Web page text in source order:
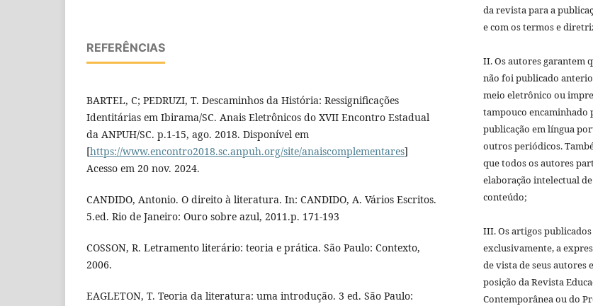
REFERÊNCIAS
BARTEL, C; PEDRUZI, T. Descaminhos da História: Ressignificações
Identitárias em Ibirama/SC. Anais Eletrônicos do XVII Encontro Estadual
da ANPUH/SC. p.1-15, ago. 2018. Disponível em
[https://www.encontro2018.sc.anpuh.org/site/anaiscomplementares]
Acesso em 20 nov. 2024.
CANDIDO, Antonio. O direito à literatura. In: CANDIDO, A. Vários Escritos.
5.ed. Rio de Janeiro: Ouro sobre azul, 2011.p. 171-193
COSSON, R. Letramento literário: teoria e prática. São Paulo: Contexto,
2006.
EAGLETON, T. Teoria da literatura: uma introdução. 3 ed. São Paulo:
da revista para a
e com os termos e
II. Os autores garantem
não foi publicado
meio eletrônico ou
tampouco encaminhado
publicação em lí­ngua
outros periódicos.
que todos os autores
elaboração intelectual
conteúdo;
III. Os artigos
exclusivamente, a
de vista de seus autores
posição da Revista
Contemporânea ou do